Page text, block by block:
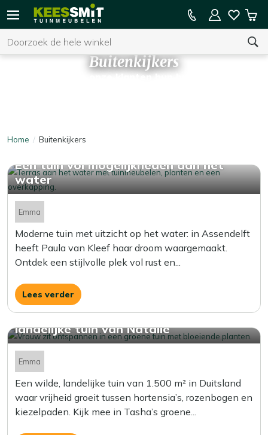
Kees
Tuinmeubelen
15% kassakorting op de hele collectie
Buitenkijkers
Ontdek hoe onze klanten hun buitenruimte
Home Buitenkijkers
Een tuin vol mogelijkheden aan het
water
Emma
Moderne tuin met uitzicht op het water: in Assendelft
heeft Paula van Kleef haar droom waargemaakt.
Ontdek een stijlvolle plek vol rust en...
Lees verder
Tussen hortensia’s en vrijheid: de
landelijke tuin van Natalie
Emma
Een wilde, landelijke tuin van 1.500 m² in Duitsland
waar vrijheid groeit tussen hortensia’s, rozenbogen en
kiezelpaden. Kijk mee in Tasha’s groene...